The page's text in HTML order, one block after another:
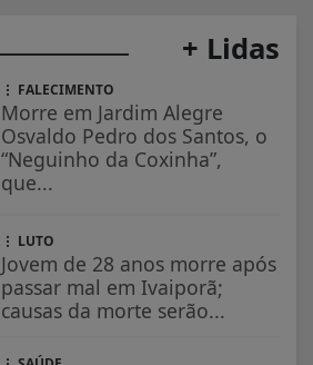
+ Lidas
FALECIMENTO
Morre em Jardim Alegre
Osvaldo Pedro dos Santos, o
“Neguinho da Coxinha”,
que...
LUTO
Jovem de 28 anos morre após
passar mal em Ivaiporã;
causas da morte serão...